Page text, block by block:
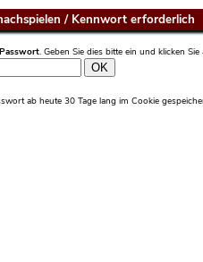
/ Kennwort erforderlich
. Geben Sie dies bitte ein und klicken
ab heute 30 Tage lang im Cookie